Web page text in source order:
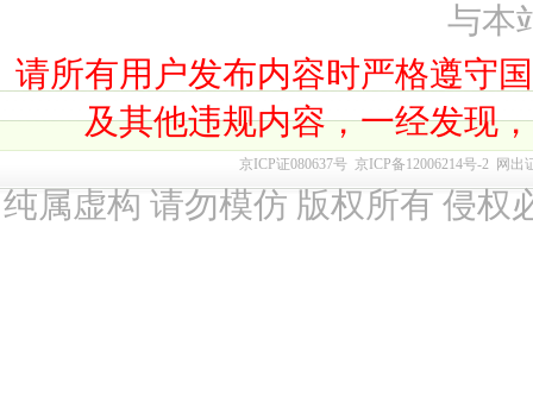
与本
请所有用户发布内容时严格遵守
及其他违规内容，一经发现
京ICP证080637号 京ICP备12006214号-2 网出
纯属虚构 请勿模仿 版权所有 侵权